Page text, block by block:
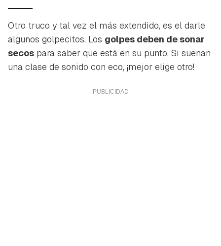
Otro truco y tal vez el más extendido, es el darle
algunos golpecitos. Los golpes deben de sonar
secos para saber que está en su punto. Si suenan
una clase de sonido con eco, ¡mejor elige otro!